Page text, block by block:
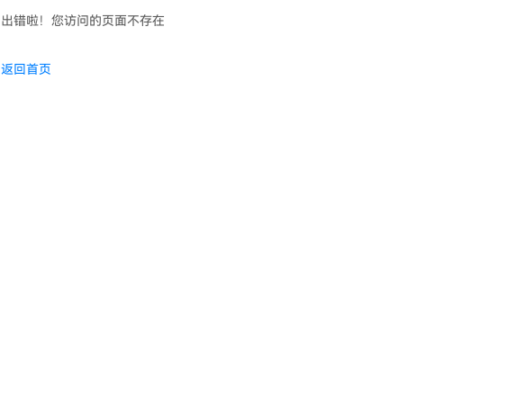
出错啦！您访问的页面不存在
返回首页